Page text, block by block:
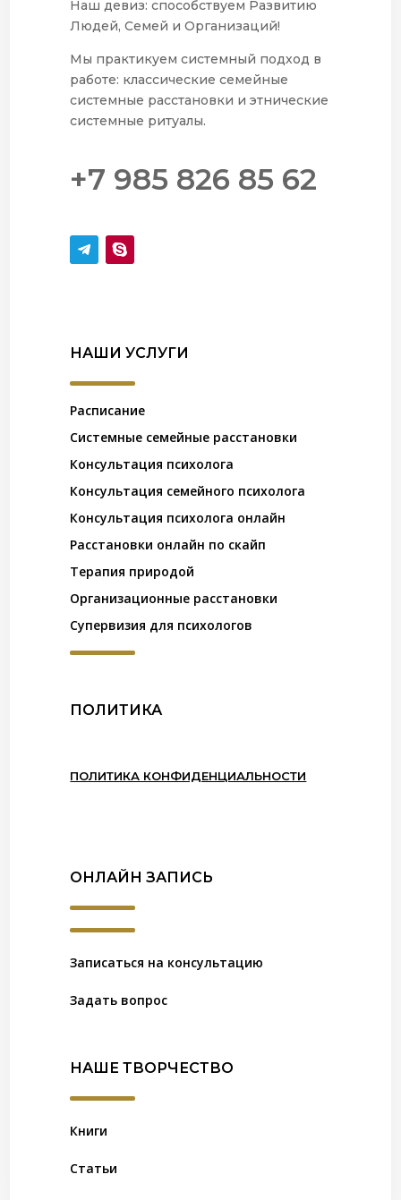
Наш девиз: способствуем Развитию
Людей, Семей и Организаций!
Мы практикуем системный подход в
работе: классические семейные
системные расстановки и этнические
системные ритуалы.
+7 985 826 85 62
НАШИ УСЛУГИ
Расписание
Системные семейные расстановки
Консультация психолога
Консультация семейного психолога
Консультация психолога онлайн
Расстановки онлайн по скайп
Терапия природой
Организационные расстановки
Супервизия для психологов
ПОЛИТИКА
ПОЛИТИКА КОНФИДЕНЦИАЛЬНОСТИ
ОНЛАЙН ЗАПИСЬ
Записаться на консультацию
Задать вопрос
НАШЕ ТВОРЧЕСТВО
Книги
Статьи